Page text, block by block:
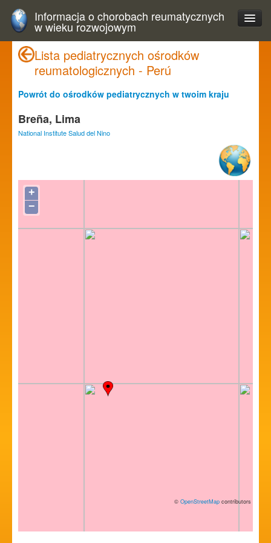
Informacja o chorobach reumatycznych
w wieku rozwojowym
Lista pediatrycznych ośrodków
reumatologicznych - Perú
Powrót do ośrodków pediatrycznych w twoim kraju
Breña, Lima
National Institute Salud del Nino
+
−
© OpenStreetMap contributors